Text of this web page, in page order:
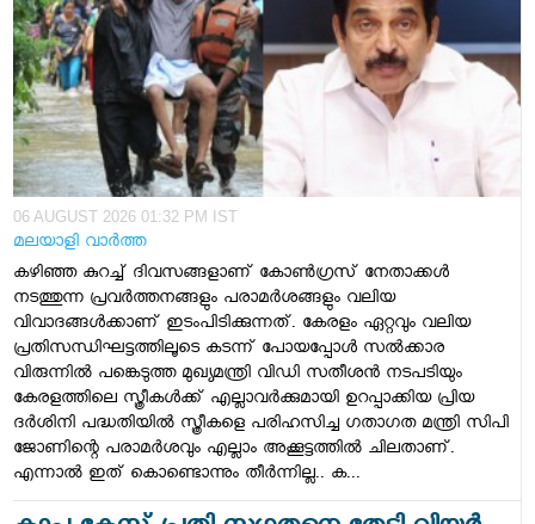
06 AUGUST 2026 01:32 PM IST
മലയാളി വാര്‍ത്ത
കഴിഞ്ഞ കുറച്ച് ​ദിവസങ്ങളാണ് കോൺ​ഗ്രസ് നേതാക്കൾ
നടത്തുന്ന പ്രവർത്തനങ്ങളും പരാമർശങ്ങളും വലിയ
വിവാദങ്ങൾക്കാണ് ഇടംപിടിക്കുന്നത്. കേരളം ഏറ്റവും വലിയ
പ്രതിസന്ധിഘട്ടത്തിലൂടെ കടന്ന് പോയപ്പോൾ സൽക്കാര
വിരുന്നിൽ പങ്കെടുത്ത മുഖ്യമന്ത്രി വിഡി സതീശൻ നടപടിയും
കേരളത്തിലെ സ്ത്രീകൾക്ക് എല്ലാവർക്കുമായി ഉറപ്പാക്കിയ പ്രിയ
ദർശിനി പദ്ധതിയിൽ സ്ത്രീകളെ പരി​ഹസിച്ച ​ഗതാ​ഗത മന്ത്രി സിപി
ജോണിന്റെ പരാമർശവും എല്ലാം അക്കൂട്ടത്തിൽ ചിലതാണ്.
എന്നാൽ ഇത് കൊണ്ടൊന്നും തീർന്നില്ല.. ക...